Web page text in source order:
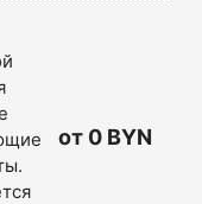
от 0 BYN